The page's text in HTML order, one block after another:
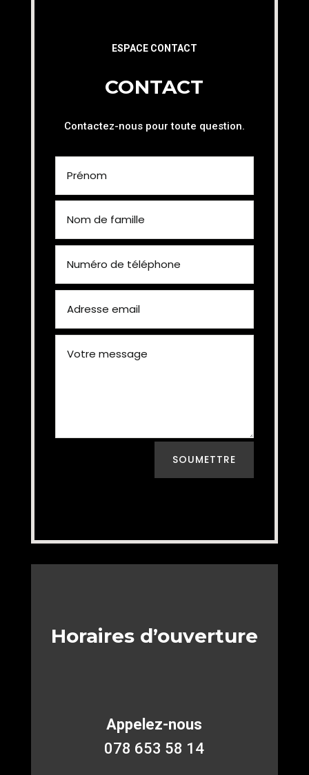
ESPACE CONTACT
CONTACT
Contactez-nous pour toute question.
SOUMETTRE
Horaires d’ouverture
Appelez-nous
078 653 58 14